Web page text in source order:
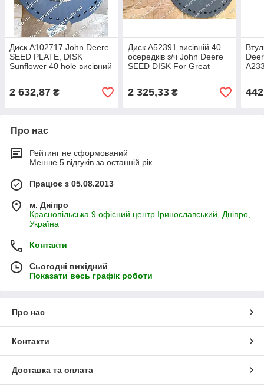
Диск A102717 John Deere
SEED PLATE, DISK
Sunflower 40 hole висівний
2 632,87 ₴
Диск A52391 висівній 40
осередків з/ч John Deere
SEED DISK For Great
2 325,33₴
Про нас
Рейтинг не сформований
Менше 5 відгуків за останній рік
Працює з 05.08.2013
м. Дніпро
Краснопільська 9 офісний центр Іринославський, Дніпро,
Україна
Контакти
Сьогодні вихідний
Показати весь графік роботи
Про нас
Контакти
Доставка та оплата